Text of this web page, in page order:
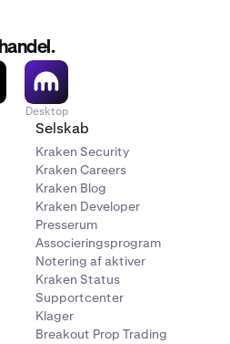
i Beholder.
er forbundet, skal du klikke på
Kraken.
Desktop
Selskab
Kraken Security
Kraken Careers
Kraken Blog
Kraken Developer
Presserum
Associeringsprogram
Notering af aktiver
Kraken Status
Supportcenter
Klager
Breakout Prop Trading